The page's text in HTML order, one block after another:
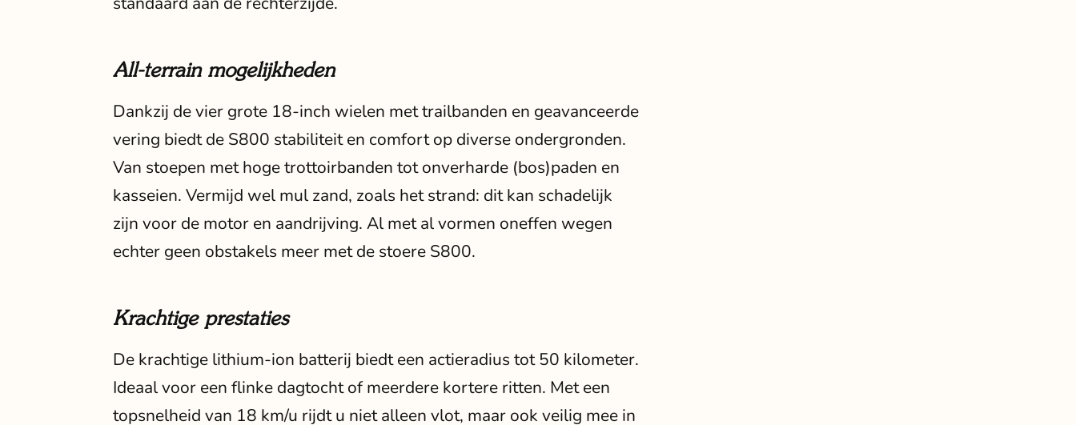
All-terrain mogelijkheden
Dankzij de vier grote 18-inch wielen met trailbanden en geavanceerde
vering biedt de S800 stabiliteit en comfort op diverse ondergronden.
Van stoepen met hoge trottoirbanden tot onverharde (bos)paden en
kasseien. Vermijd wel mul zand, zoals het strand: dit kan schadelijk
zijn voor de motor en aandrijving. Al met al vormen oneffen wegen
echter geen obstakels meer met de stoere S800.
Krachtige prestaties
De krachtige lithium-ion batterij biedt een actieradius tot 50 kilometer.
Ideaal voor een flinke dagtocht of meerdere kortere ritten. Met een
topsnelheid van 18 km/u rijdt u niet alleen vlot, maar ook veilig mee in